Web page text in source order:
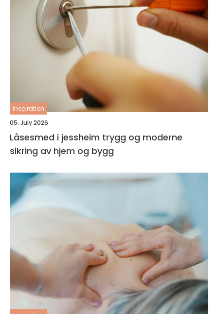
inspiration
05. July 2026
Låsesmed i jessheim trygg og moderne
sikring av hjem og bygg